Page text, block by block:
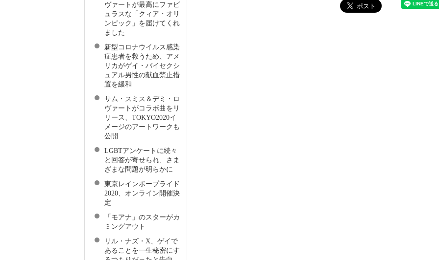
ヴァートが最高にファビ
ュラスな「クィア・オリ
ンピック」を届けてくれ
ました
新型コロナウイルス感染
症患者を救うため、アメ
リカがゲイ・バイセクシ
ュアル男性の献血禁止措
置を緩和
サム・スミス＆デミ・ロ
ヴァートがコラボ曲をリ
リース、TOKYO2020イ
メージのアートワークも
公開
LGBTアンケートに続々
と回答が寄せられ、さま
ざまな問題が明らかに
東京レインボープライド
2020、オンライン開催決
定
「モアナ」のスターがカ
ミングアウト
リル・ナズ・X、ゲイで
あることを一生秘密にす